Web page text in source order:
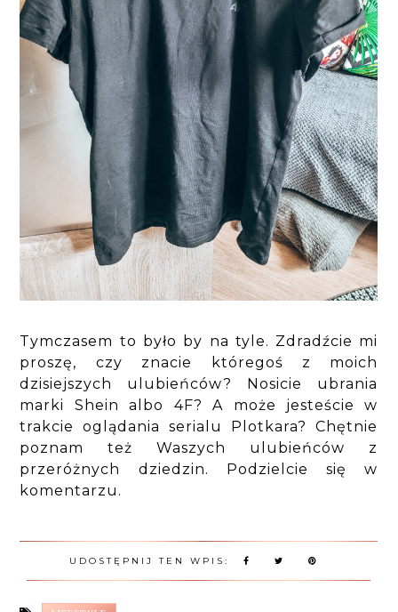
Tymczasem to było by na tyle. Zdradźcie mi
proszę, czy znacie któregoś z moich
dzisiejszych ulubieńców? Nosicie ubrania
marki Shein albo 4F? A może jesteście w
trakcie oglądania serialu Plotkara? Chętnie
poznam też Waszych ulubieńców z
przeróżnych dziedzin. Podzielcie się w
komentarzu.
UDOSTĘPNIJ TEN WPIS: